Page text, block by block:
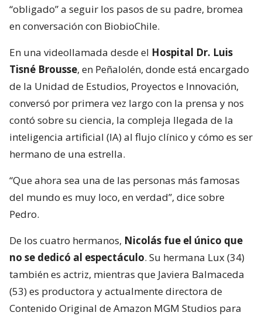
“obligado” a seguir los pasos de su padre, bromea
en conversación con BiobioChile.
En una videollamada desde el Hospital Dr. Luis
Tisné Brousse, en Peñalolén, donde está encargado
de la Unidad de Estudios, Proyectos e Innovación,
conversó por primera vez largo con la prensa y nos
contó sobre su ciencia, la compleja llegada de la
inteligencia artificial (IA) al flujo clínico y cómo es ser
hermano de una estrella.
“Que ahora sea una de las personas más famosas
del mundo es muy loco, en verdad”, dice sobre
Pedro.
De los cuatro hermanos, Nicolás fue el único que
no se dedicó al espectáculo. Su hermana Lux (34)
también es actriz, mientras que Javiera Balmaceda
(53) es productora y actualmente directora de
Contenido Original de Amazon MGM Studios para